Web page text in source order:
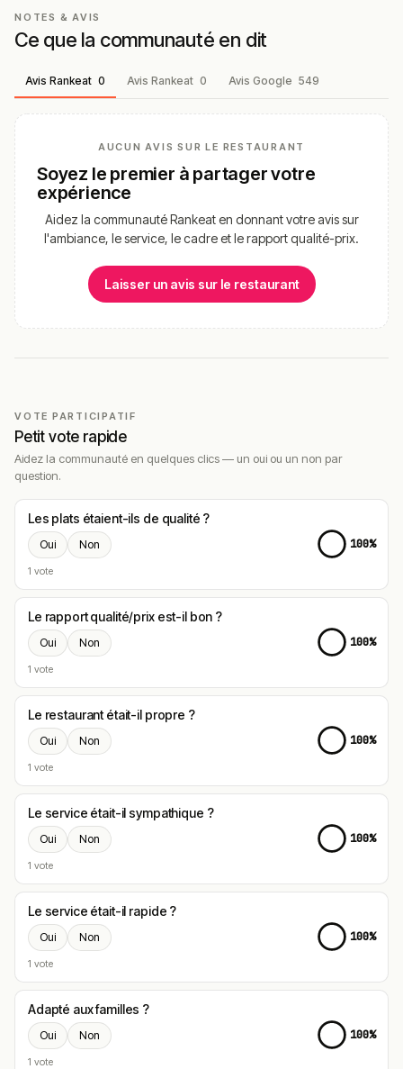
NOTES & AVIS
Ce que la communauté en dit
Avis Rankeat 0 Avis Rankeat 0 Avis Google 549
AUCUN AVIS SUR LE RESTAURANT
Soyez le premier à partager votre
expérience
Aidez la communauté Rankeat en donnant votre avis sur
l'ambiance, le service, le cadre et le rapport qualité-prix.
Laisser un avis sur le restaurant
VOTE PARTICIPATIF
Petit vote rapide
Aidez la communauté en quelques clics — un oui ou un non par
question.
Les plats étaient-ils de qualité ?
Oui Non
1 vote
100%
Le rapport qualité/prix est-il bon ?
Oui Non
1 vote
100%
Le restaurant était-il propre ?
Oui Non
1 vote
100%
Le service était-il sympathique ?
Oui Non
1 vote
100%
Le service était-il rapide ?
Oui Non
1 vote
100%
Adapté aux familles ?
Oui Non
1 vote
100%